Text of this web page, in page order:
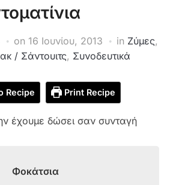
on 16 Ιουνίου, 2013 in Ζύμες,
/ Σάντουιτς, Συνοδευτικά
Recipe Print Recipe
έχουμε δώσει σαν συνταγή
Φοκάτσια